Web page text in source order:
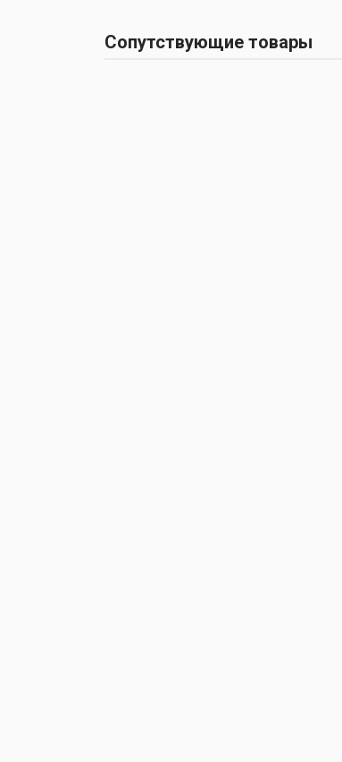
Сопутствующие товары